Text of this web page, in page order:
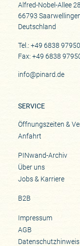
Alfred-Nobel-Allee
66793
Deutschland
Tel.: +49 6838
Fax: +49 6838
info@pinard.de
SERVICE
Öffnungszeiten &
Anfahrt
PINwand-Archiv
Über uns
Jobs & Karriere
B2B
Impressum
AGB
Datenschutzhinweis